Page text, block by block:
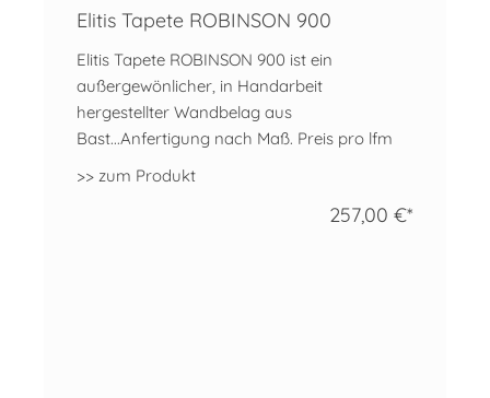
Elitis Tapete ROBINSON 900
Elitis Tapete ROBINSON 900 ist ein
außergewönlicher, in Handarbeit
hergestellter Wandbelag aus
Bast...Anfertigung nach Maß. Preis pro lfm
>> zum Produkt
257,00 €*